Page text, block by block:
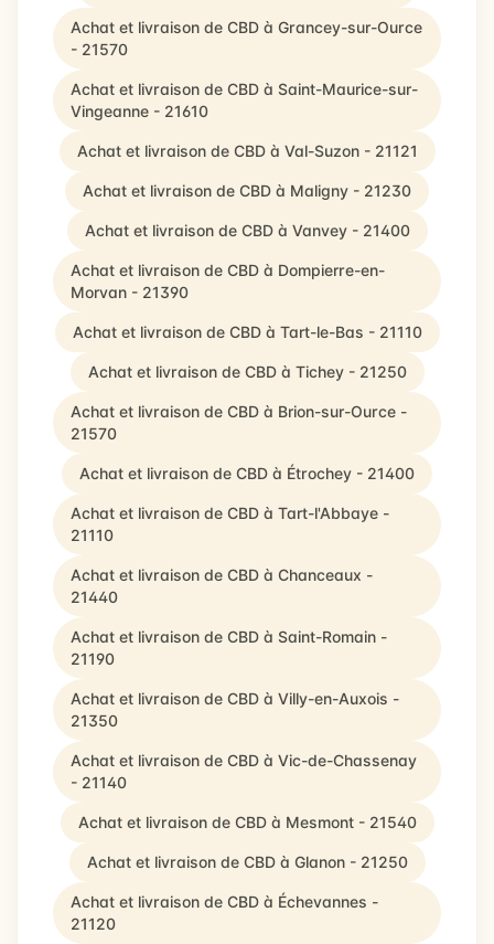
Achat et livraison de CBD à Grancey-sur-Ource
- 21570
Achat et livraison de CBD à Saint-Maurice-sur-
Vingeanne - 21610
Achat et livraison de CBD à Val-Suzon - 21121
Achat et livraison de CBD à Maligny - 21230
Achat et livraison de CBD à Vanvey - 21400
Achat et livraison de CBD à Dompierre-en-
Morvan - 21390
Achat et livraison de CBD à Tart-le-Bas - 21110
Achat et livraison de CBD à Tichey - 21250
Achat et livraison de CBD à Brion-sur-Ource -
21570
Achat et livraison de CBD à Étrochey - 21400
Achat et livraison de CBD à Tart-l'Abbaye -
21110
Achat et livraison de CBD à Chanceaux -
21440
Achat et livraison de CBD à Saint-Romain -
21190
Achat et livraison de CBD à Villy-en-Auxois -
21350
Achat et livraison de CBD à Vic-de-Chassenay
- 21140
Achat et livraison de CBD à Mesmont - 21540
Achat et livraison de CBD à Glanon - 21250
Achat et livraison de CBD à Échevannes -
21120